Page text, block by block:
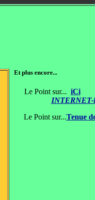
Et plus encore...
Le Point sur... iCi
Le Point sur...Tenue